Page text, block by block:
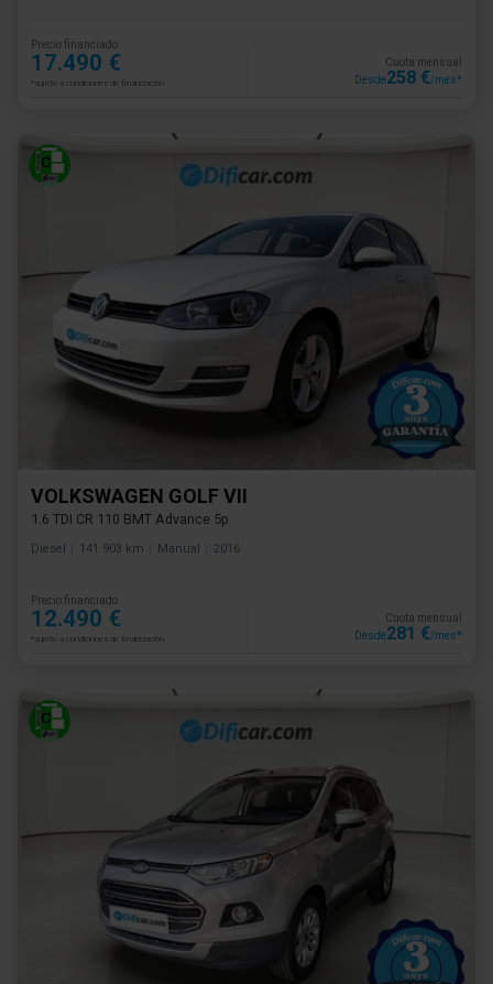
Precio financiado
17.490 €
*sujeto a condiciones de financiación
Cuota mensual
Desde258 €/mes*
VOLKSWAGEN GOLF VII
1.6 TDI CR 110 BMT Advance 5p
Diesel 141.903 km Manual 2016
Precio financiado
12.490 €
*sujeto a condiciones de financiación
Cuota mensual
Desde281 €/mes*